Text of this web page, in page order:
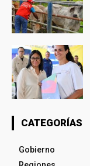
CATEGORÍAS
Gobierno